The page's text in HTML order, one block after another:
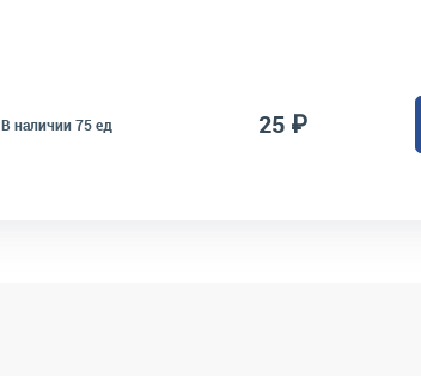
В наличии 75 ед 25 ₽